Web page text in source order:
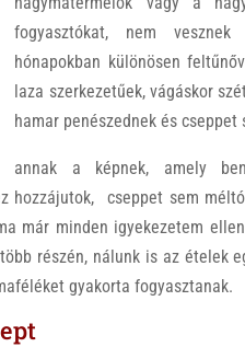
fogyasztókat, nem
hónapokban különösen
laza szerkezetűek, vágáskor
hamar penészednek és cseppet
annak a képnek, amely
hozzájutok, cseppet sem
már minden igyekezetem
részén, nálunk is az ételek
gyakorta fogyasztanak.